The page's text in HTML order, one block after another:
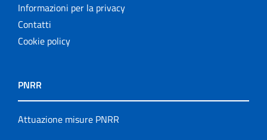
Informazioni per la privacy
Contatti
Cookie policy
PNRR
Attuazione misure PNRR